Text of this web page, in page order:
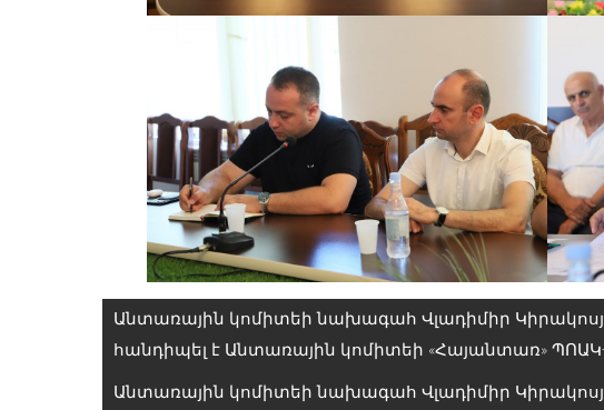
Գրառումների
նավարկումը
Անտառային կոմիտեի նախագահ Վլադիմիր
հանդիպել է Անտառային կոմիտեի «Հայանտառ»
Անտառային կոմիտեի նախագահ Վլադիմիր